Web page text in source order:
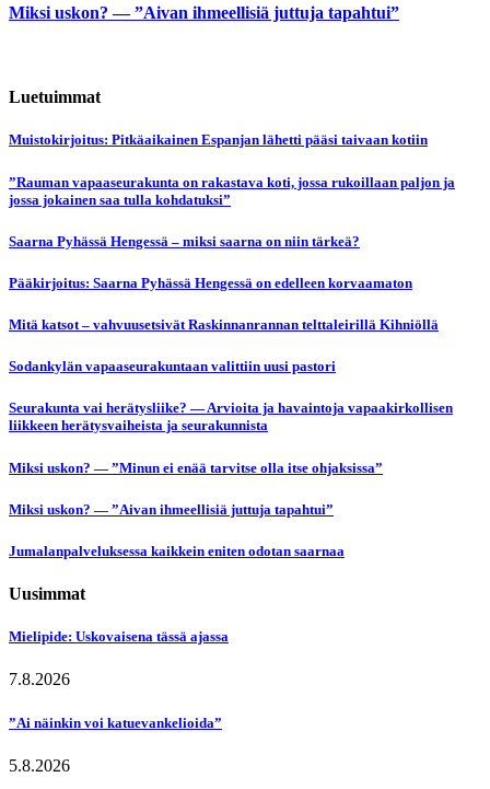
Miksi uskon? — ”Aivan ihmeellisiä juttuja tapahtui”
Luetuimmat
Muistokirjoitus: Pitkäaikainen Espanjan lähetti pääsi taivaan kotiin
”Rauman vapaaseurakunta on rakastava koti, jossa rukoillaan paljon ja
jossa jokainen saa tulla kohdatuksi”
Saarna Pyhässä Hengessä – miksi saarna on niin tärkeä?
Pääkirjoitus: Saarna Pyhässä Hengessä on edelleen korvaamaton
Mitä katsot – vahvuusetsivät Raskinnanrannan telttaleirillä Kihniöllä
Sodankylän vapaaseurakuntaan valittiin uusi pastori
Seurakunta vai herätysliike? — Arvioita ja havaintoja vapaakirkollisen
liikkeen herätysvaiheista ja seurakunnista
Miksi uskon? — ”Minun ei enää tarvitse olla itse ohjaksissa”
Miksi uskon? — ”Aivan ihmeellisiä juttuja tapahtui”
Jumalanpalveluksessa kaikkein eniten odotan saarnaa
Uusimmat
Mielipide: Uskovaisena tässä ajassa
7.8.2026
”Ai näinkin voi katuevankelioida”
5.8.2026